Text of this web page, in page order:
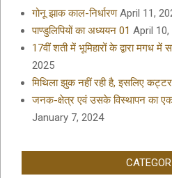
गोनू झाक काल-निर्धारण April 11,
पाण्डुलिपियों का अध्ययन 01 April 10,
17वीं शती में भूमिहारों के द्वारा मगध में
2025
मिथिला झुक नहीं रही है, इसलिए
जनक-क्षेत्र एवं उसके विस्थापन का
January 7, 2024